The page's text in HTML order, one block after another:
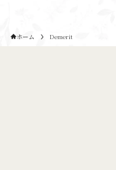
ホーム Demerit